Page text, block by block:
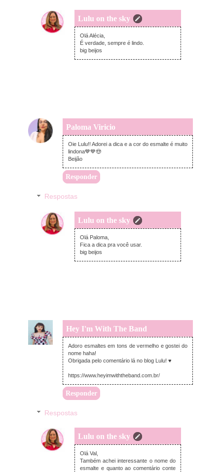
Lulu on the sky
terça-feira, novembro 29, 2022
Olá Alécia,
É verdade, sempre é lindo.
big beijos
Paloma Viricio
segunda-feira, novembro 28, 2022
Oie Lulu!! Adorei a dica e a cor do esmalte é muito
lindona💙💙😍
Beijão
Responder
Respostas
Lulu on the sky
terça-feira, novembro 29, 2022
Olá Paloma,
Fica a dica pra você usar.
big beijos
Hey I'm With The Band
terça-feira, novembro 29, 2022
Adoro esmaltes em tons de vermelho e gostei do
nome haha!
Obrigada pelo comentário lá no blog Lulu! ♥
https://www.heyimwiththeband.com.br/
Responder
Respostas
Lulu on the sky
terça-feira, novembro 29, 2022
Olá Val,
Também achei interessante o nome do
esmalte e quanto ao comentário conte